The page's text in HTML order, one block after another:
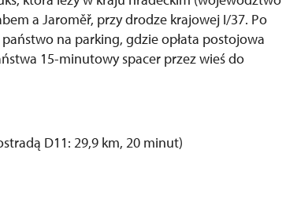
a Jaroměř, przy drodze krajowej I/37. Po
na parking, gdzie opłata postojowa
15-minutowy spacer przez wieś do
D11: 29,9 km, 20 minut)